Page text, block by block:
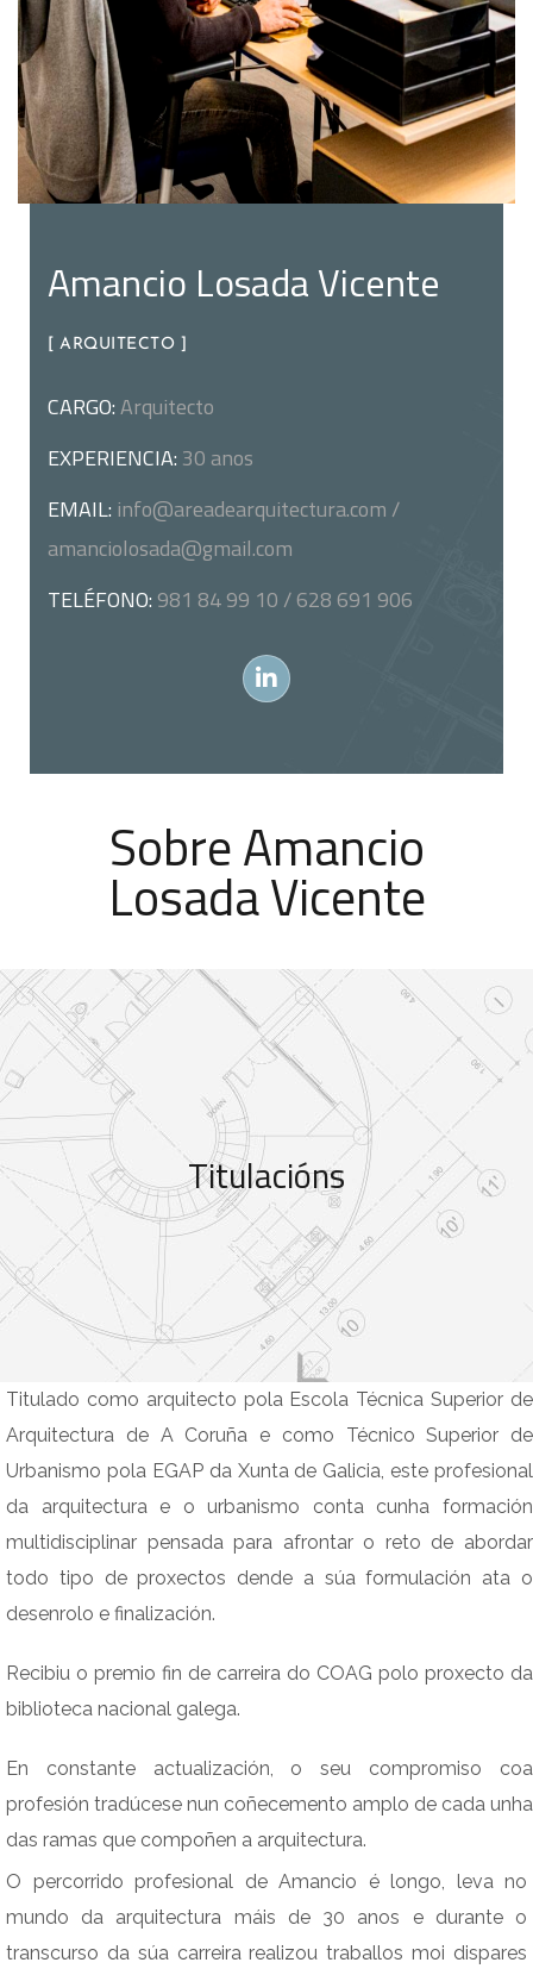
Amancio Losada Vicente
[ ARQUITECTO ]
CARGO:Arquitecto
EXPERIENCIA: 30 anos
EMAIL: info@areadearquitectura.com /
amanciolosada@gmail.com
TELÉFONO: 981 84 99 10 / 628 691 906
Sobre Amancio
Losada Vicente
Titulacións
Titulado como arquitecto pola Escola Técnica Superior de
Arquitectura de A Coruña e como Técnico Superior de
Urbanismo pola EGAP da Xunta de Galicia, este profesional
da arquitectura e o urbanismo conta cunha formación
multidisciplinar pensada para afrontar o reto de abordar
todo tipo de proxectos dende a súa formulación ata o
desenrolo e finalización.
Recibiu o premio fin de carreira do COAG polo proxecto da
biblioteca nacional galega.
En constante actualización, o seu compromiso coa
profesión tradúcese nun coñecemento amplo de cada unha
das ramas que compoñen a arquitectura.
O percorrido profesional de Amancio é longo, leva no
mundo da arquitectura máis de 30 anos e durante o
transcurso da súa carreira realizou traballos moi dispares